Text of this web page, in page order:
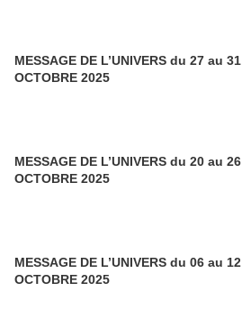
MESSAGE DE L’UNIVERS du 27 au 31
OCTOBRE 2025
MESSAGE DE L’UNIVERS du 20 au 26
OCTOBRE 2025
MESSAGE DE L’UNIVERS du 06 au 12
OCTOBRE 2025